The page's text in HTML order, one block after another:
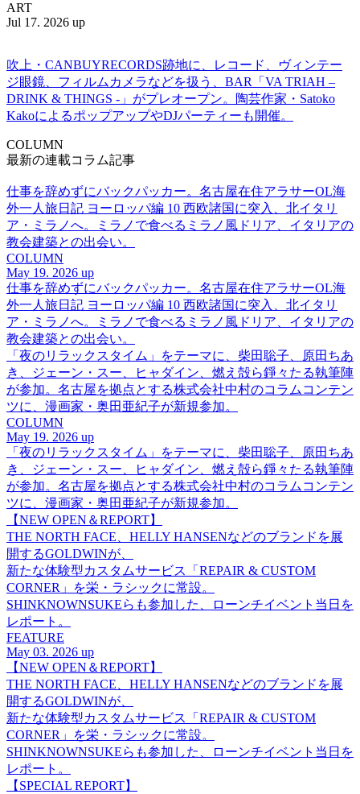
ART
Jul 17. 2026 up
吹上・CANBUYRECORDS跡地に、レコード、ヴィンテー
ジ眼鏡、フィルムカメラなどを扱う、BAR「VA TRIAH –
DRINK & THINGS -」がプレオープン。陶芸作家・Satoko
KakoによるポップアップやDJパーティーも開催。
COLUMN
最新の連載コラム記事
仕事を辞めずにバックパッカー。名古屋在住アラサーOL海
外一人旅日記 ヨーロッパ編 10 西欧諸国に突入、北イタリ
ア・ミラノへ。ミラノで食べるミラノ風ドリア、イタリアの
教会建築との出会い。
COLUMN
May 19. 2026 up
仕事を辞めずにバックパッカー。名古屋在住アラサーOL海
外一人旅日記 ヨーロッパ編 10 西欧諸国に突入、北イタリ
ア・ミラノへ。ミラノで食べるミラノ風ドリア、イタリアの
教会建築との出会い。
「夜のリラックスタイム」をテーマに、柴田聡子、原田ちあ
き、ジェーン・スー、ヒャダイン、燃え殻ら錚々たる執筆陣
が参加。名古屋を拠点とする株式会社中村のコラムコンテン
ツに、漫画家・奥田亜紀子が新規参加。
COLUMN
May 19. 2026 up
「夜のリラックスタイム」をテーマに、柴田聡子、原田ちあ
き、ジェーン・スー、ヒャダイン、燃え殻ら錚々たる執筆陣
が参加。名古屋を拠点とする株式会社中村のコラムコンテン
ツに、漫画家・奥田亜紀子が新規参加。
【NEW OPEN＆REPORT】
THE NORTH FACE、HELLY HANSENなどのブランドを展
開するGOLDWINが、
新たな体験型カスタムサービス「REPAIR & CUSTOM
CORNER」を栄・ラシックに常設。
SHINKNOWNSUKEらも参加した、ローンチイベント当日を
レポート。
FEATURE
May 03. 2026 up
【NEW OPEN＆REPORT】
THE NORTH FACE、HELLY HANSENなどのブランドを展
開するGOLDWINが、
新たな体験型カスタムサービス「REPAIR & CUSTOM
CORNER」を栄・ラシックに常設。
SHINKNOWNSUKEらも参加した、ローンチイベント当日を
レポート。
【SPECIAL REPORT】